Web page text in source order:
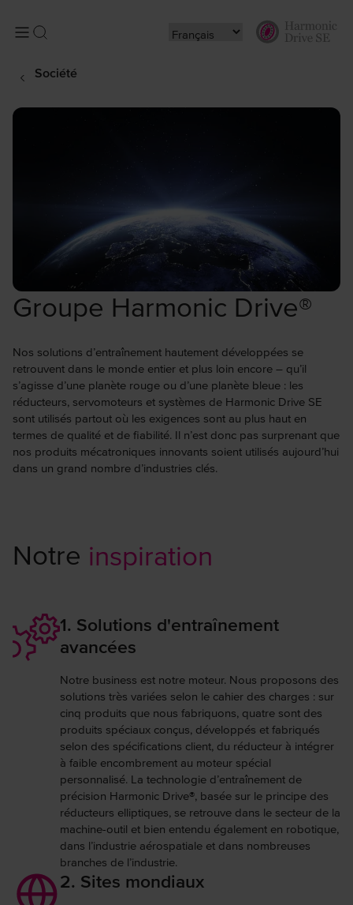
Société
Groupe Harmonic Drive®
Nos solutions d’entraînement hautement développées se
retrouvent dans le monde entier et plus loin encore – qu’il
s’agisse d’une planète rouge ou d’une planète bleue : les
réducteurs, servomoteurs et systèmes de Harmonic Drive SE
sont utilisés partout où les exigences sont au plus haut en
termes de qualité et de fiabilité. Il n’est donc pas surprenant que
nos produits mécatroniques innovants soient utilisés aujourd’hui
dans un grand nombre d’industries clés.
Notre inspiration
1. Solutions d'entraînement
avancées
Notre business est notre moteur. Nous proposons des
solutions très variées selon le cahier des charges : sur
cinq produits que nous fabriquons, quatre sont des
produits spéciaux conçus, développés et fabriqués
selon des spécifications client, du réducteur à intégrer
à faible encombrement au moteur spécial
personnalisé. La technologie d’entraînement de
précision Harmonic Drive®, basée sur le principe des
réducteurs elliptiques, se retrouve dans le secteur de la
machine-outil et bien entendu également en robotique,
dans l’industrie aérospatiale et dans nombreuses
branches de l’industrie.
2. Sites mondiaux